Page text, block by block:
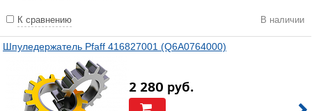
К сравнению В наличии
Шпуледержатель Pfaff 416827001 (Q6A0764000)
2 280 руб.